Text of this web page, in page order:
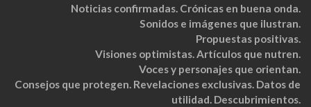
Noticias confirmadas. Crónicas en buena onda.
Sonidos e imágenes que ilustran.
Propuestas positivas.
Visiones optimistas. Artículos que nutren.
Voces y personajes que orientan.
Consejos que protegen. Revelaciones exclusivas. Datos de
utilidad. Descubrimientos.